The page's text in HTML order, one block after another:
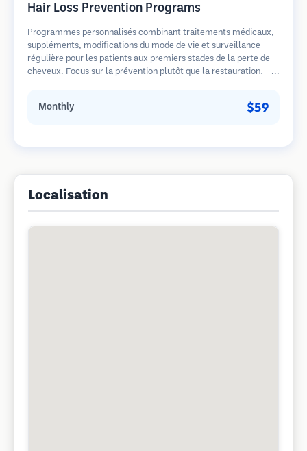
Hair Loss Prevention Programs
Programmes personnalisés combinant traitements médicaux,
suppléments, modifications du mode de vie et surveillance
régulière pour les patients aux premiers stades de la perte de
cheveux. Focus sur la prévention plutôt que la restauration.
Monthly $59
Localisation